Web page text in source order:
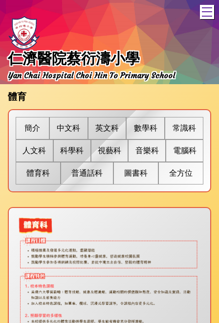
仁濟醫院蔡衍濤小學
Yan Chai Hospital Choi Hin To Primary School
體育
簡介 中文科 英文科 數學科 常識科
人文科 科學科 視藝科 音樂科 電腦科
體育科 普通話科 圖書科 全方位